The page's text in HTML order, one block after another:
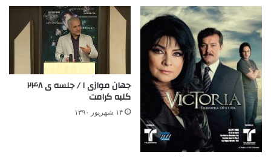
جهان موازی ۱ / جلسه ی ۲۴۸
کلبه کرامت
۱۴ شهریور ۱۳۹۰